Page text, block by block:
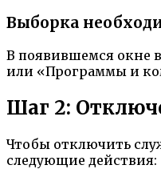
Выборка
В появившемся окне
или «Программы и
Шаг 2:
Чтобы отключить
следующие действия: